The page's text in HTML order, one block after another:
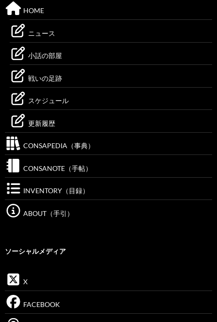
HOME
ニュース
小話の部屋
戦いの足跡
スケジュール
更新履歴
CONSAPEDIA（事典）
CONSANOTE（手帖）
INVENTORY（目録）
ABOUT（手引）
ソーシャルメディア
X
FACEBOOK